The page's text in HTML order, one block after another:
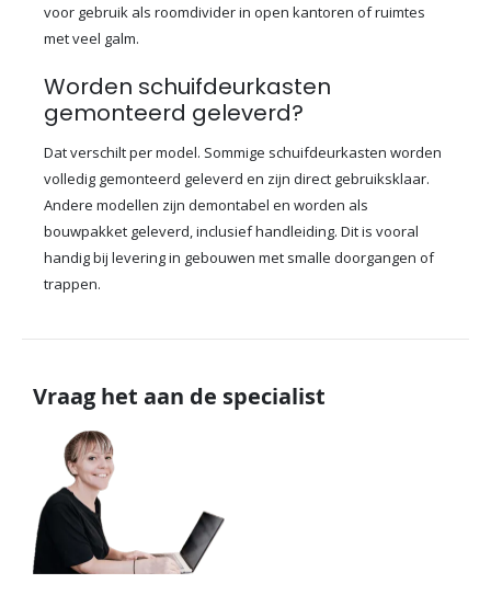
voor gebruik als roomdivider in open kantoren of ruimtes
met veel galm.
Worden schuifdeurkasten
gemonteerd geleverd?
Dat verschilt per model. Sommige schuifdeurkasten worden
volledig gemonteerd geleverd en zijn direct gebruiksklaar.
Andere modellen zijn demontabel en worden als
bouwpakket geleverd, inclusief handleiding. Dit is vooral
handig bij levering in gebouwen met smalle doorgangen of
trappen.
Vraag het aan de specialist